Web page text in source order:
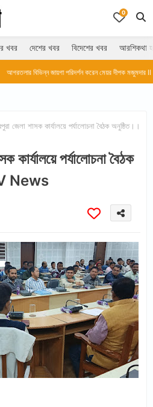
0
খবর দেশের খবর বিদেশের খবর আরশিকথা
পরিদর্শন করেন মেয়র দীপক মজুমদার ll AKB TV News
জেলা শাসক কার্যালয়ে পর্যালোচনা বৈঠক অনুষ্ঠিত।।
কার্যালয়ে পর্যালোচনা বৈঠক
News